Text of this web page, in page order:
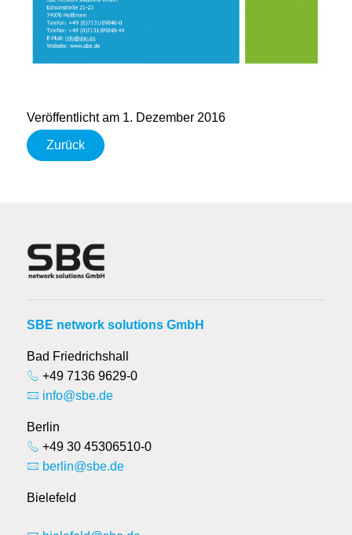
Veröffentlicht am 1. Dezember 2016
Zurück
SBE network solutions GmbH
Bad Friedrichshall
+49 7136 9629-0
info@sbe.de
Berlin
+49 30 45306510-0
berlin@sbe.de
Bielefeld